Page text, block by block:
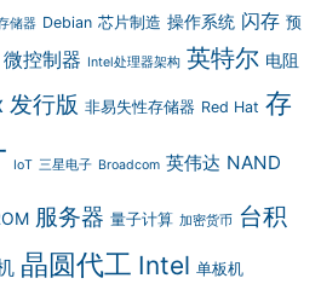
储器 Debian 芯片制造 操作系统 闪存 预
微控制器 Intel处理器架构 英特尔 电阻
发行版 非易失性存储器 Red Hat 存
IoT 三星电子 Broadcom 英伟达 NAND
服务器 量子计算 加密货币 台积
晶圆代工 Intel 单板机